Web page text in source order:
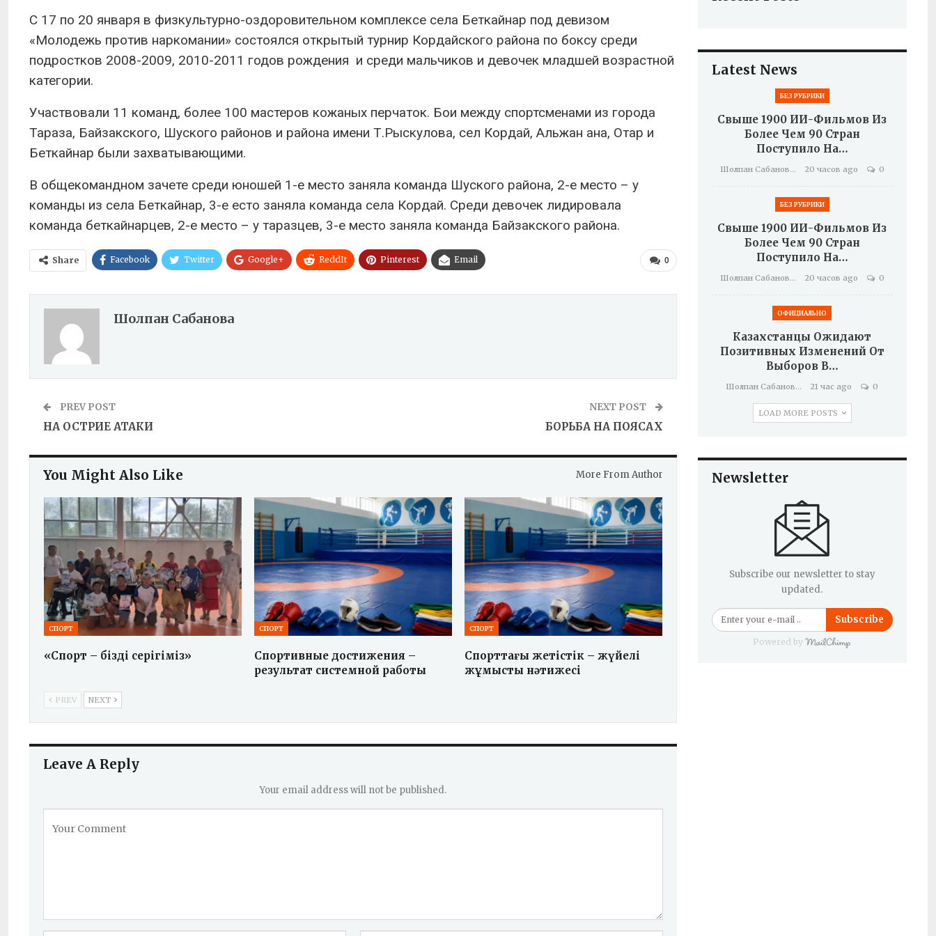
С 17 по 20 января в физкультурно-оздоровительном комплексе села Беткайнар под девизом
«Молодежь против наркомании» состоялся открытый турнир Кордайского района по боксу среди
подростков 2008-2009, 2010-2011 годов рождения и среди мальчиков и девочек младшей возрастной
категории.
Участвовали 11 команд, более 100 мастеров кожаных перчаток. Бои между спортсменами из города
Тараза, Байзакского, Шуского районов и района имени Т.Рыскулова, сел Кордай, Альжан ана, Отар и
Беткайнар были захватывающими.
В общекомандном зачете среди юношей 1-е место заняла команда Шуского района, 2-е место – у
команды из села Беткайнар, 3-е есто заняла команда села Кордай. Среди девочек лидировала
команда беткайнарцев, 2-е место – у таразцев, 3-е место заняла команда Байзакского района.
0
Share Facebook Twitter Google+ ReddIt Pinterest Email
Шолпан Сабанова
PREV POST
НА ОСТРИЕ АТАКИ
NEXT POST
БОРЬБА НА ПОЯСАХ
You Might Also Like More From Author
СПОРТ
«Спорт – біздің серігіміз»
СПОРТ
Спортивные достижения –
результат системной работы
СПОРТ
Спорттағы жетістік – жүйелі
жұмыстың нәтижесі
PREV NEXT
Leave A Reply
Your email address will not be published.
Latest News
БЕЗ РУБРИКИ
Свыше 1900 ИИ-Фильмов Из
Более Чем 90 Стран
Поступило На…
Шолпан Сабанова 20 часов ago 0
БЕЗ РУБРИКИ
Свыше 1900 ИИ-Фильмов Из
Более Чем 90 Стран
Поступило На…
Шолпан Сабанова 20 часов ago 0
ОФИЦИАЛЬНО
Казахстанцы Ожидают
Позитивных Изменений От
Выборов В…
Шолпан Сабанова 21 час ago 0
LOAD MORE POSTS
Newsletter
Subscribe our newsletter to stay
updated.
Subscribe
Powered by